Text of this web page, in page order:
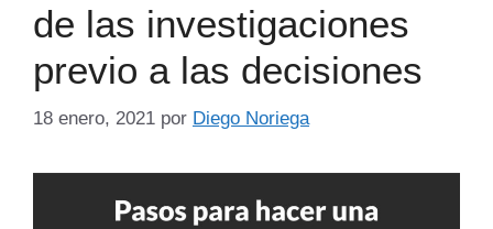
de las investigaciones
previo a las decisiones
18 enero, 2021 por Diego Noriega